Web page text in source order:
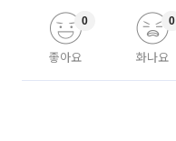
좋아요
0
화나요
0